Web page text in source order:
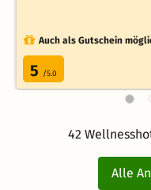
Auch als Gutschein
5 /5.0
42
Alle